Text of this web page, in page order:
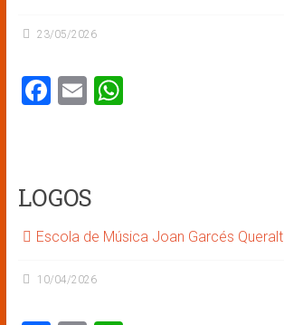
23/05/2026
F
o
ok
E W
p
LOGOS
Escola de Música Joan Garcés Queralt
10/04/2026